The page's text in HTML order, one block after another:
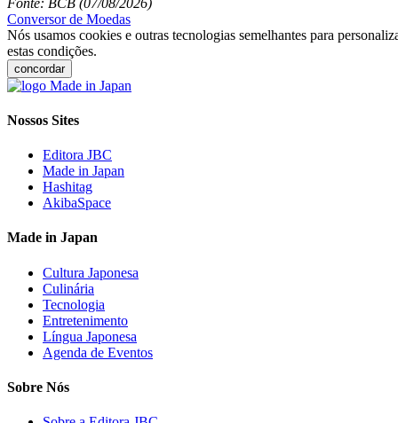
Conversor de Moedas
Nós usamos cookies e outras tecnologias semelhantes para
estas condições.
concordar
Nossos Sites
Editora JBC
Made in Japan
Hashitag
AkibaSpace
Made in Japan
Cultura Japonesa
Culinária
Tecnologia
Entretenimento
Língua Japonesa
Agenda de Eventos
Sobre Nós